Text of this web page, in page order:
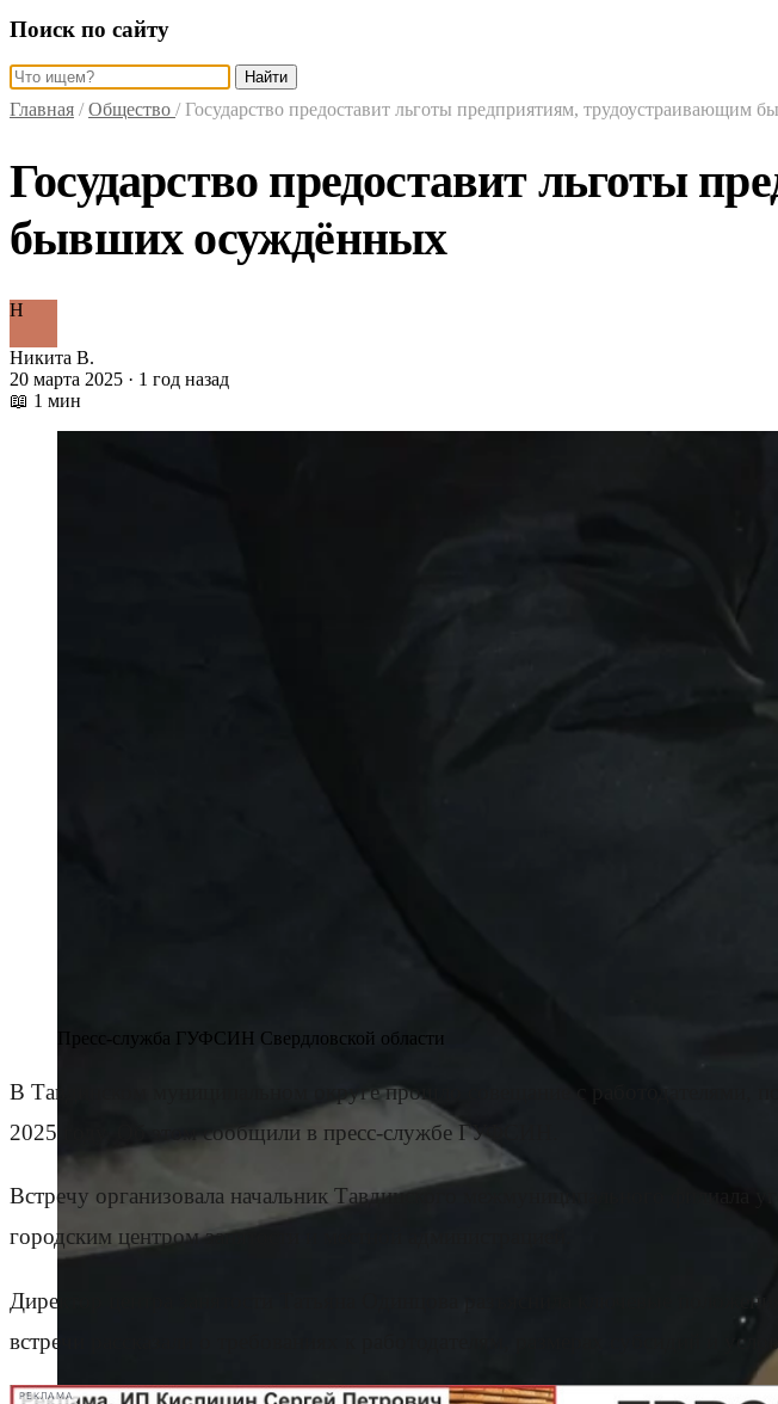
Поиск по сайту
Найти
Главная / Общество / Государство предоставит льготы предприятиям, трудоустраивающим
Государство предоставит льготы
бывших осуждённых
Н
Никита В.
20 марта 2025 · 1 год назад
📖 1 мин
Пресс-служба ГУФСИН Свердловской области
В Тавдинском муниципальном округе прошло совещание с работодателями,
2025 году. Об этом сообщили в пресс-службе ГУФСИН.
Встречу организовала начальник Тавдинского межмуниципального филиала
городским центром занятости и местной администрацией.
Директор центра занятости Татьяна Одинцова разъяснила ключевые
встречи рассказали о требованиях к работодателям, размерах субсидий и
РЕКЛАМА